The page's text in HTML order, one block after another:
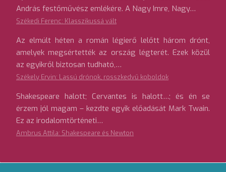
András festőművész emlékére. A Nagy Imre, Nagy…
Székedi Ferenc: Klasszikussá vált
Az elmúlt héten a román légierő lelőtt három drónt,
amelyek megsértették az ország légterét. Ezek közül
az egyikről biztosan tudható,…
Székely Ervin: Lassú drónok, rosszkedvű koboldok
Shakespeare halott; Cervantes is halott…; és én se
érzem jól magam – kezdte egyik előadását Mark Twain.
Ez az irodalomtörténeti…
Ambrus Attila: Shakespeare és Newton